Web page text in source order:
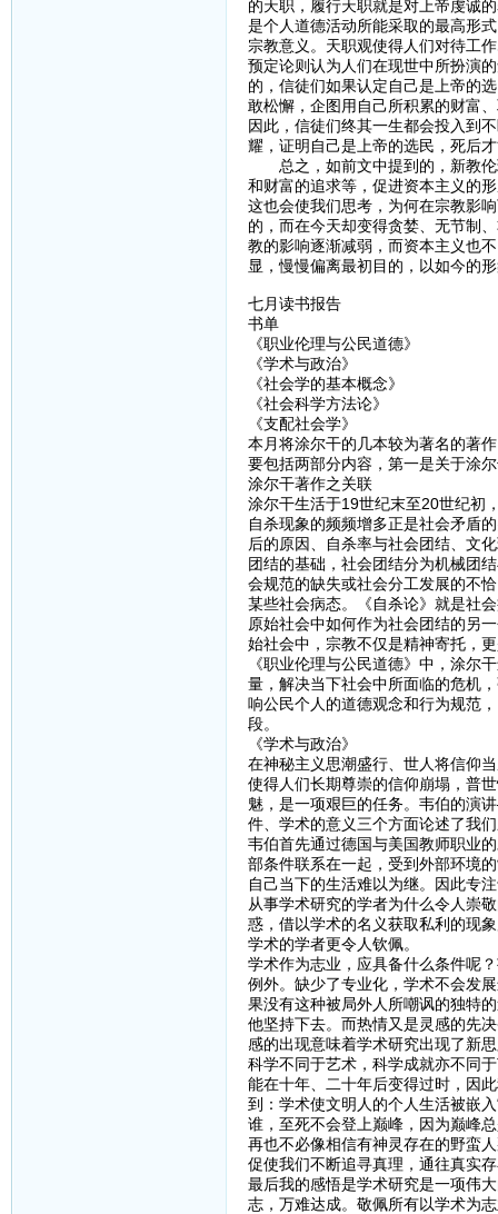
的天职，履行天职就是对上帝虔诚
是个人道德活动所能采取的最高形
宗教意义。天职观使得人们对待工
预定论则认为人们在现世中所扮演
的，信徒们如果认定自己是上帝的
敢松懈，企图用自己所积累的财富
因此，信徒们终其一生都会投入到
耀，证明自己是上帝的选民，死后
总之，如前文中提到的，新教伦
和财富的追求等，促进资本主义的
这也会使我们思考，为何在宗教影
的，而在今天却变得贪婪、无节制
教的影响逐渐减弱，而资本主义也
显，慢慢偏离最初目的，以如今的
七月读书报告
书单
《职业伦理与公民道德》
《学术与政治》
《社会学的基本概念》
《社会科学方法论》
《支配社会学》
本月将涂尔干的几本较为著名的著
要包括两部分内容，第一是关于涂
涂尔干著作之关联
涂尔干生活于19世纪末至20世纪初
自杀现象的频频增多正是社会矛盾
后的原因、自杀率与社会团结、文
团结的基础，社会团结分为机械团
会规范的缺失或社会分工发展的不
某些社会病态。《自杀论》就是社
原始社会中如何作为社会团结的另
始社会中，宗教不仅是精神寄托，
《职业伦理与公民道德》中，涂尔
量，解决当下社会中所面临的危机
响公民个人的道德观念和行为规范
段。
《学术与政治》
在神秘主义思潮盛行、世人将信仰
使得人们长期尊崇的信仰崩塌，普
魅，是一项艰巨的任务。韦伯的演
件、学术的意义三个方面论述了我
韦伯首先通过德国与美国教师职业
部条件联系在一起，受到外部环境
自己当下的生活难以为继。因此专
从事学术研究的学者为什么令人崇
惑，借以学术的名义获取私利的现
学术的学者更令人钦佩。
学术作为志业，应具备什么条件呢
例外。缺少了专业化，学术不会发
果没有这种被局外人所嘲讽的独特
他坚持下去。而热情又是灵感的先
感的出现意味着学术研究出现了新
科学不同于艺术，科学成就亦不同
能在十年、二十年后变得过时，因
到：学术使文明人的个人生活被嵌
谁，至死不会登上巅峰，因为巅峰
再也不必像相信有神灵存在的野蛮
促使我们不断追寻真理，通往真实
最后我的感悟是学术研究是一项伟
志，万难达成。敬佩所有以学术为